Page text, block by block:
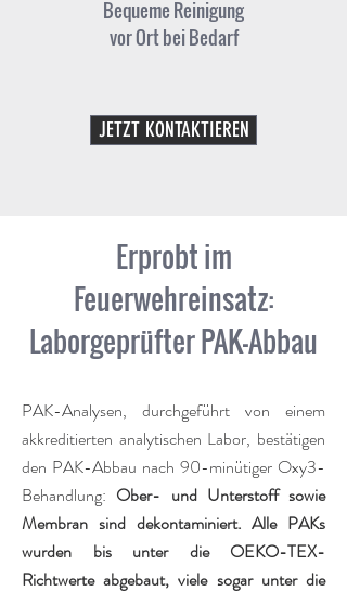
Bequeme Reinigung
vor Ort bei Bedarf
JETZT KONTAKTIEREN
Erprobt im
Feuerwehreinsatz:
Laborgeprüfter PAK-Abbau
PAK-Analysen, durchgeführt von einem
akkreditierten analytischen Labor, bestätigen
den PAK-Abbau nach 90-minütiger Oxy3-
Behandlung: Ober- und Unterstoff sowie
Membran sind dekontaminiert. Alle PAKs
wurden bis unter die OEKO-TEX-
Richtwerte abgebaut, viele sogar unter die